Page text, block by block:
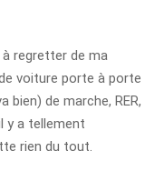
à regretter de ma
voiture porte à porte
bien) de marche, RER,
y a tellement
rien du tout.